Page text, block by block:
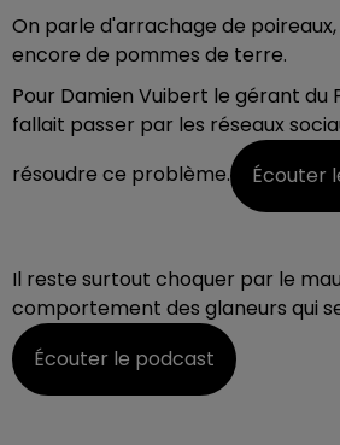
On parle d'arrachage de
encore de pommes de terre.
Pour Damien Vuibert le gérant du
fallait passer par les réseaux
résoudre ce problème.
Écouter
Il reste surtout choquer par le
comportement des glaneurs qui
Écouter le podcast